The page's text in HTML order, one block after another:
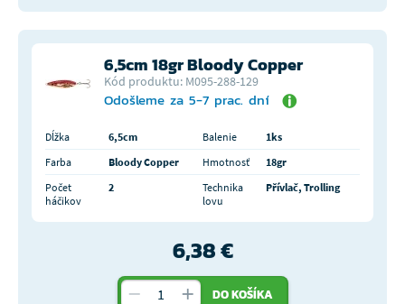
6,5cm 18gr Bloody Copper
Kód produktu: M095-288-129
Odošleme za 5-7 prac. dní
Dĺžka 6,5cm Balenie
1ks
Farba
Bloody Copper Hmotnosť
18gr
Počet
háčikov
2
Technika
lovu
Přívlač, Trolling
6,38 €
DO KOŠÍKA